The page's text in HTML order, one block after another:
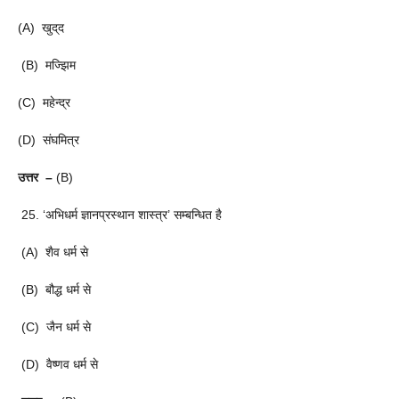
(A) खुद्‌द
(B) मज्झिम
(C) महेन्द्र
(D) संघमित्र
उत्तर – (B)
25. ‘अभिधर्म ज्ञानप्रस्थान शास्त्र’ सम्बन्धित है
(A) शैव धर्म से
(B) बौद्ध धर्म से
(C) जैन धर्म से
(D) वैष्णव धर्म से